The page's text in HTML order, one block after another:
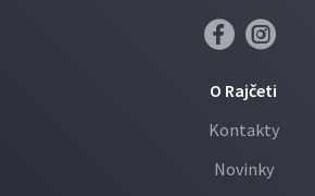
O Rajčeti
Kontakty
Novinky